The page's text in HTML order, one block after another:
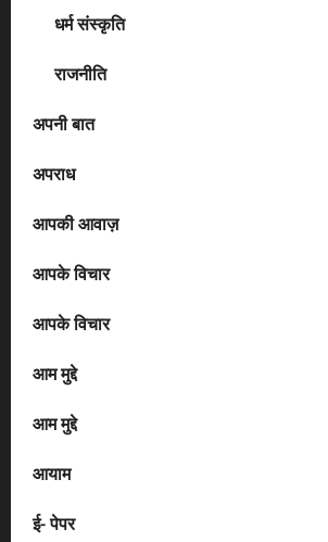
धर्म संस्कृति
राजनीति
अपनी बात
अपराध
आपकी आवाज़
आपके विचार
आपके विचार
आम मुद्दे
आम मुद्दे
आयाम
ई- पेपर